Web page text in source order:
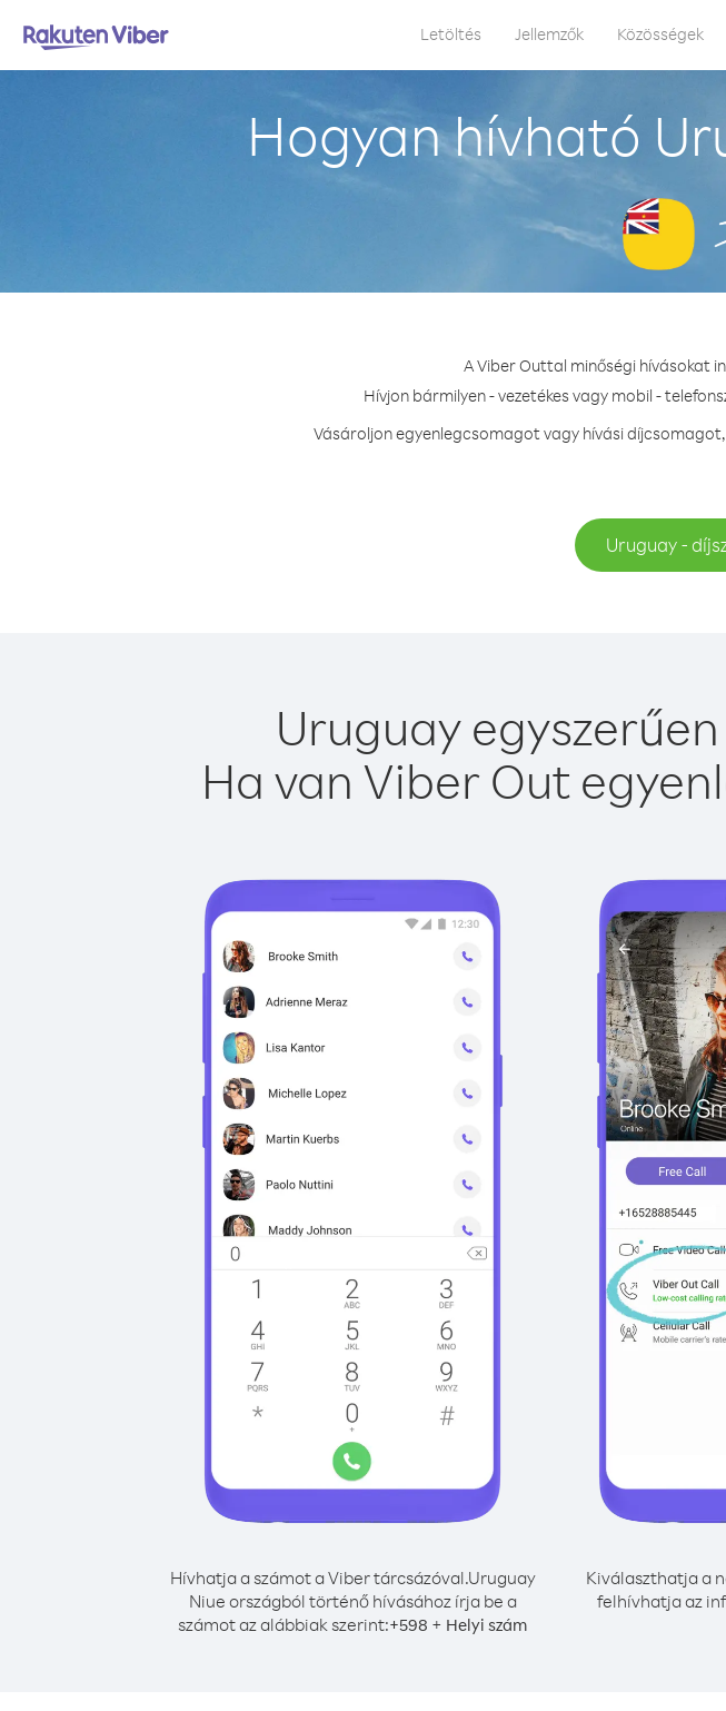
Letöltés Jellemzők Közösségek
Hogyan hívható
A Viber Outtal minőségi hívásokat
Hívjon bármilyen - vezetékes vagy mobil -
Vásároljon egyenlegcsomagot vagy hívási
Uruguay -
Uruguay
Ha van Viber Out
Hívhatja a számot a Viber tárcsázóval.Uruguay
Niue országból történő hívásához írja be a
számot az alábbiak szerint:+598 + Helyi szám
Kiválaszthatja a
felhívhatja az